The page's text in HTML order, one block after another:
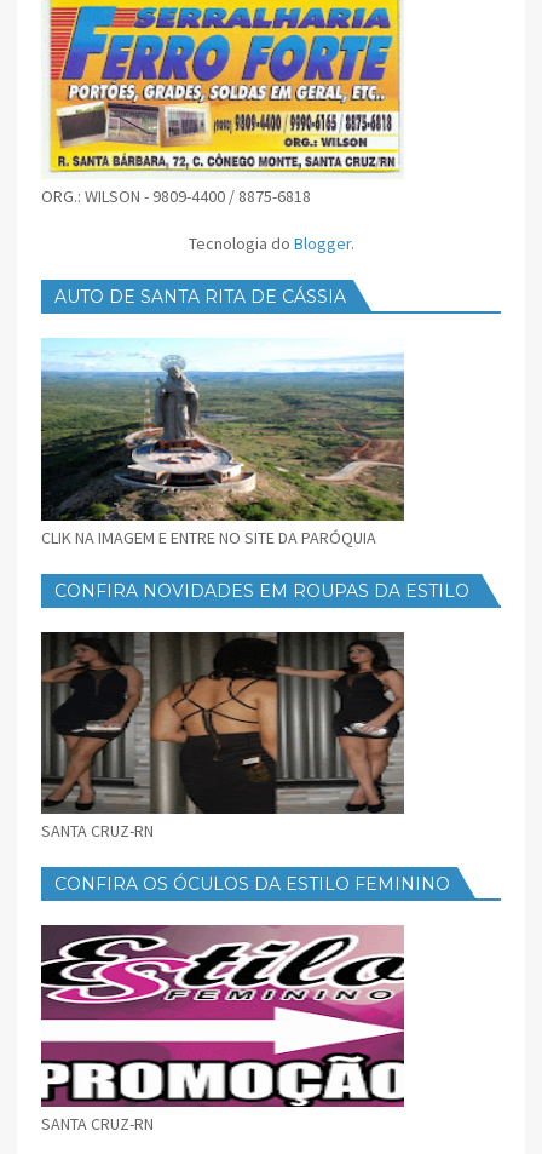
ORG.: WILSON - 9809-4400 / 8875-6818
Tecnologia do Blogger.
AUTO DE SANTA RITA DE CÁSSIA
CLIK NA IMAGEM E ENTRE NO SITE DA PARÓQUIA
CONFIRA NOVIDADES EM ROUPAS DA ESTILO
SANTA CRUZ-RN
CONFIRA OS ÓCULOS DA ESTILO FEMININO
SANTA CRUZ-RN